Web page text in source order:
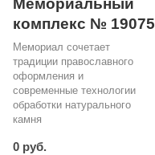
Мемориальный
комплекс № 19075
Мемориал сочетает
традиции православного
оформления и
современные технологии
обработки натурального
камня
0 руб.